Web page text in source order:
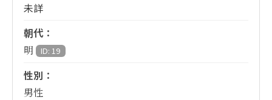
未詳
朝代：
明 ID: 19
性別：
男性